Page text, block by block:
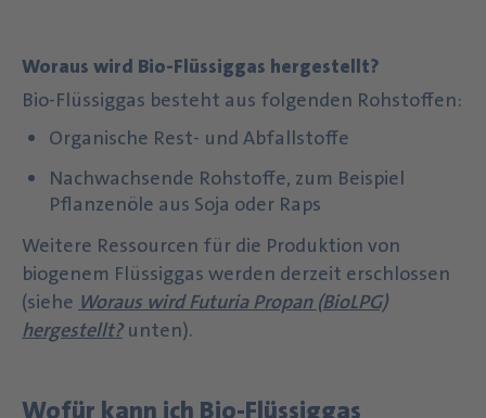
Woraus wird Bio-Flüssiggas hergestellt?
Bio-Flüssiggas besteht aus folgenden Rohstoffen:
Organische Rest- und Abfallstoffe
Nachwachsende Rohstoffe, zum Beispiel
Pflanzenöle aus Soja oder Raps
Weitere Ressourcen für die Produktion von
biogenem Flüssiggas werden derzeit erschlossen
(siehe Woraus wird Futuria Propan (BioLPG)
hergestellt?unten).
Wofür kann ich Bio-Flüssiggas